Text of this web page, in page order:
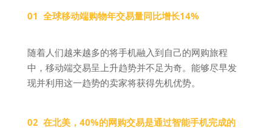
01 全球移动端购物年交易量同比增长14%
随着人们越来越多的将手机融入到自己的网购旅程
中，移动端交易呈上升趋势并不足为奇。能够尽早发
现并利用这一趋势的卖家将获得先机优势。
02 在北美，40%的网购交易是通过智能手机完成的